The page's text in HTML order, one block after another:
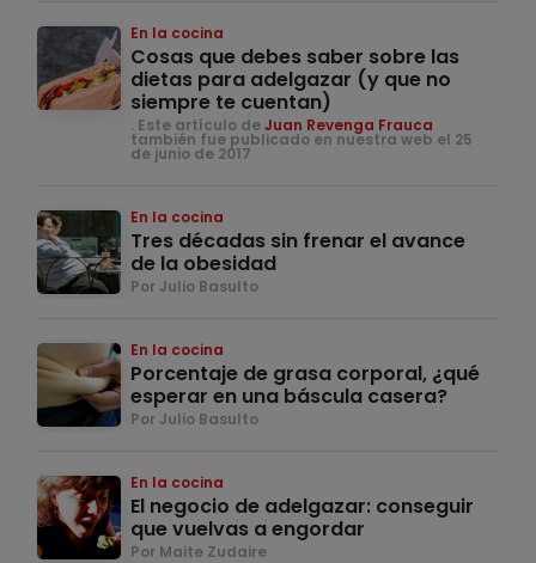
En la cocina
Cosas que debes saber sobre las
dietas para adelgazar (y que no
siempre te cuentan)
. Este artículo deJuan Revenga Frauca
también fue publicado en nuestra web el 25
de junio de 2017
En la cocina
Tres décadas sin frenar el avance
de la obesidad
Por Julio Basulto
En la cocina
Porcentaje de grasa corporal, ¿qué
esperar en una báscula casera?
Por Julio Basulto
En la cocina
El negocio de adelgazar: conseguir
que vuelvas a engordar
Por Maite Zudaire